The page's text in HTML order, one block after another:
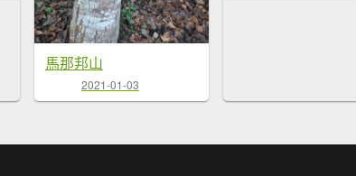
馬那邦山
2021-01-03